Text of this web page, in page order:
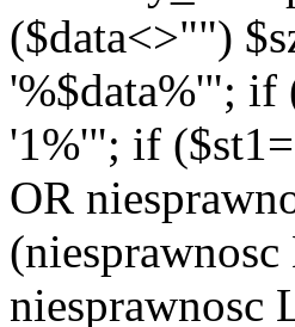
($data<>"")
'%$data%'"; if
'1%'"; if
OR